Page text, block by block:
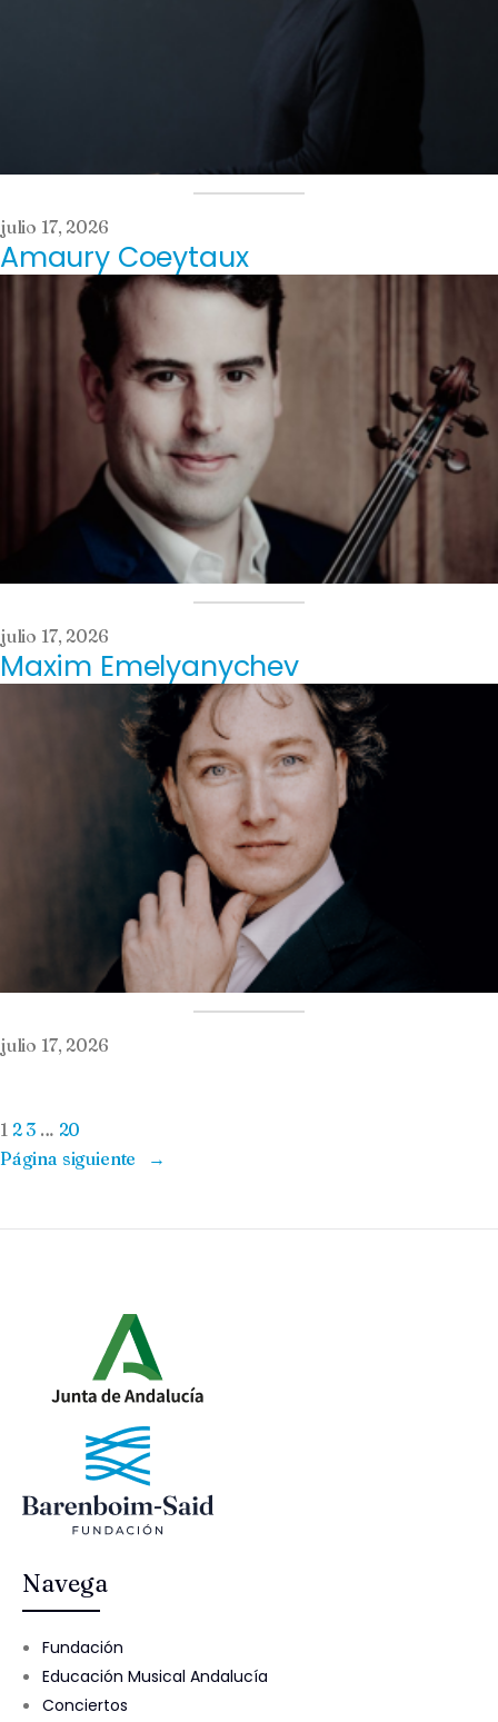
julio 17, 2026
Amaury Coeytaux
julio 17, 2026
Maxim Emelyanychev
julio 17, 2026
1 2 3 … 20
Página siguiente
→
Navega
Fundación
Educación Musical Andalucía
Conciertos